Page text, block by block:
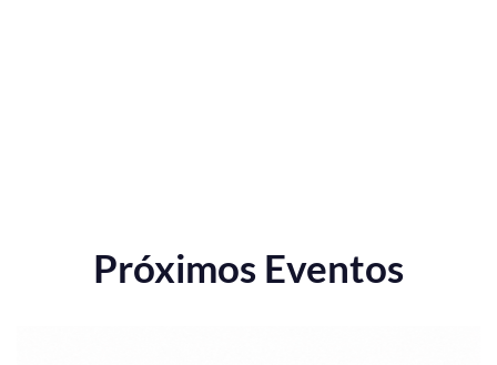
Próximos Eventos